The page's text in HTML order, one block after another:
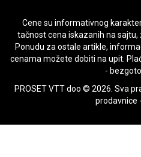
Cene su informativnog
tačnost cena iskazanih na sajtu,
Ponudu za ostale artikle,
cenama možete dobiti na upit.
-
PROSET VTT doo © 2026. Sva
prodavnice -